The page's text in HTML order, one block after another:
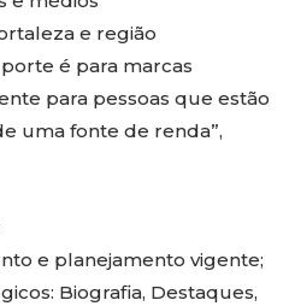
e região
é para marcas
para pessoas que estão
uma fonte de renda”,
e planejamento vigente;
Biografia, Destaques,